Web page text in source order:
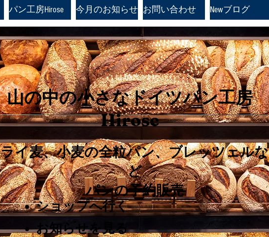
パン工房Hirose 今月のお知らせ お問い合わせ Newブログ
山の中の小さなドイツパン工房
Hirose
ライ麦、小麦の全粒パン、ブレッツェルな
ど
パンの予約販売
ショップへ行く
お知らせを見る